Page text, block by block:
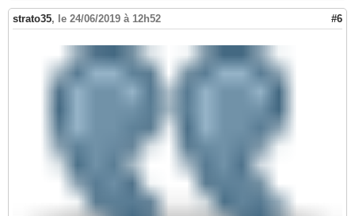
strato35, le 24/06/2019 à 12h52 #6